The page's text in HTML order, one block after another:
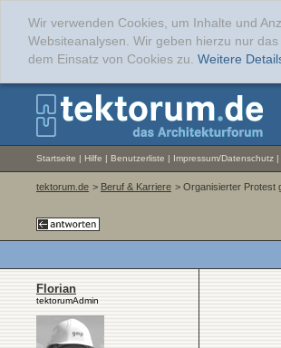
Wir verwenden Cookies, um Inhalte und
Websiteanalysen. Wir geben hierzu nur
dem Einsatz von Cookies zu. Weitere
Startseite | Hilfe | Benutzerliste | Impressum/Datenschutz |
tektorum.de > Beruf & Karriere > Organisierter Protest
Florian
tektorumAdmin